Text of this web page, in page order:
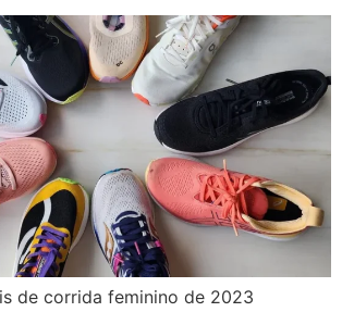
de corrida feminino de 2023